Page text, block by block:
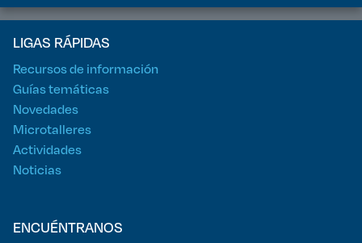
LIGAS RÁPIDAS
Recursos de información
Guías temáticas
Novedades
Microtalleres
Actividades
Noticias
ENCUÉNTRANOS